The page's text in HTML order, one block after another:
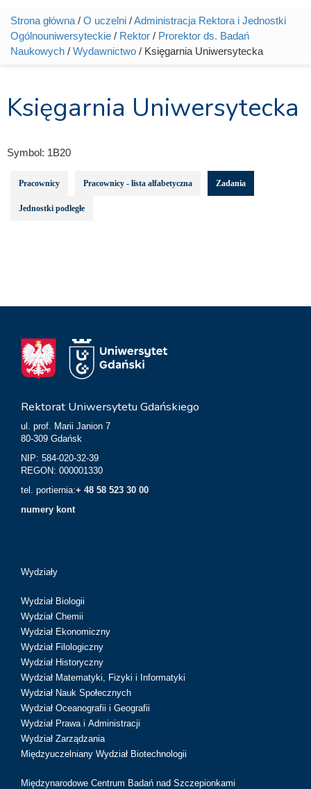
Jesteś tutaj
Strona główna / O uczelni /Administracja Rektora i Jednostki
Ogólnouniwersyteckie / Rektor / Prorektor ds. Badań
Naukowych / Wydawnictwo / Księgarnia Uniwersytecka
Księgarnia Uniwersytecka
Symbol: 1B20
Pracownicy Pracownicy - lista alfabetyczna Zadania
Jednostki podległe
Rektorat Uniwersytetu Gdańskiego
ul. prof. Marii Janion 7
80-309 Gdańsk
NIP: 584-020-32-39
REGON: 000001330
tel. portiernia:+ 48 58 523 30 00
numery kont
Wydziały
Wydział Biologii
Wydział Chemii
Wydział Ekonomiczny
Wydział Filologiczny
Wydział Historyczny
Wydział Matematyki, Fizyki i Informatyki
Wydział Nauk Społecznych
Wydział Oceanografii i Geografii
Wydział Prawa i Administracji
Wydział Zarządzania
Międzyuczelniany Wydział Biotechnologii
Międzynarodowe Centrum Badań nad Szczepionkami